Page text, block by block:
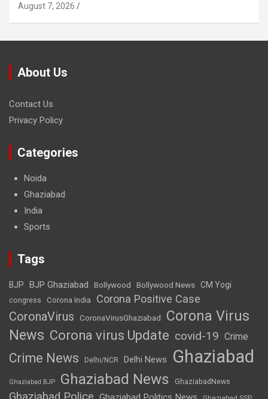
August 7, 2026
About Us
Contact Us
Privacy Policy
Categories
Noida
Ghaziabad
India
Sports
Tags
BJP BJP Ghaziabad Bollywood Bollywood News CM Yogi
congress Corona India Corona Positive Case
CoronaVirus CoronaVirusGhaziabad
Corona Virus
News Corona virus Update covid-19 Crime
Crime News Delhi/NCR Delhi News Ghaziabad
Ghaziabad BJP Ghaziabad News GhaziabadNews